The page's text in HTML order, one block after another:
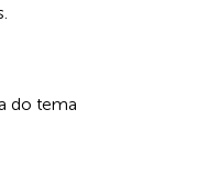
do tema